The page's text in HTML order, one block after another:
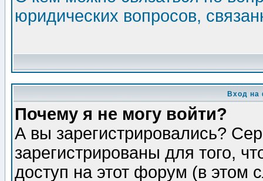
юридических вопросов,
Вход на
Почему я не могу войти?
А вы зарегистрировались?
зарегистрированы для того,
доступ на этот форум (в этом